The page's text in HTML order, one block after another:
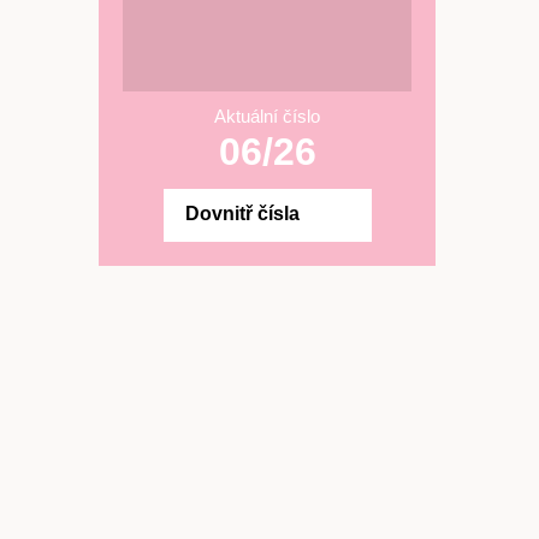
Aktuální číslo
06/26
Dovnitř čísla